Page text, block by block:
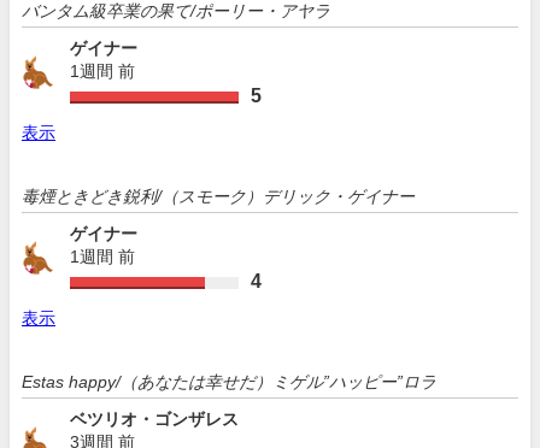
バンタム級卒業の果て/ポーリー・アヤラ
ゲイナー
1週間 前
5
表示
毒煙ときどき鋭利/（スモーク）デリック・ゲイナー
ゲイナー
1週間 前
4
表示
Estas happy/（あなたは幸せだ）ミゲル”ハッピー”ロラ
ベツリオ・ゴンザレス
3週間 前